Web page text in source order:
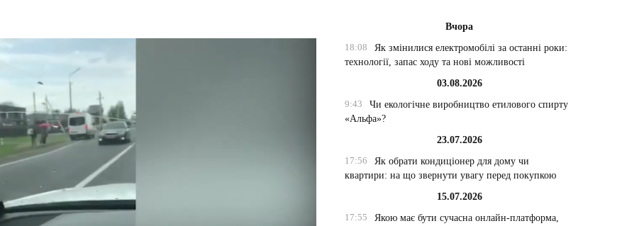
Вчора
18:08
Як змінилися електромобілі за останні роки:
технології, запас ходу та нові можливості
03.08.2026
9:43
Чи екологічне виробництво етилового спирту
«Альфа»?
23.07.2026
17:56
Як обрати кондиціонер для дому чи
квартири: на що звернути увагу перед покупкою
15.07.2026
17:55
Якою має бути сучасна онлайн-платформа,